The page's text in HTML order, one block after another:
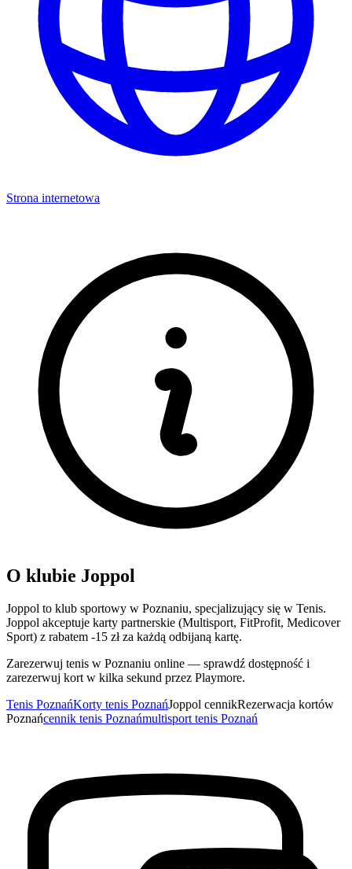
Strona internetowa
O klubie Joppol
Joppol to klub sportowy w Poznaniu, specjalizujący się w Tenis.
Joppol akceptuje karty partnerskie (Multisport, FitProfit, Medicover
Sport) z rabatem -15 zł za każdą odbijaną kartę.
Zarezerwuj tenis w Poznaniu online — sprawdź dostępność i
zarezerwuj kort w kilka sekund przez Playmore.
Tenis PoznańKorty tenis PoznańJoppol cennikRezerwacja kortów
Poznańcennik tenis Poznańmultisport tenis Poznań